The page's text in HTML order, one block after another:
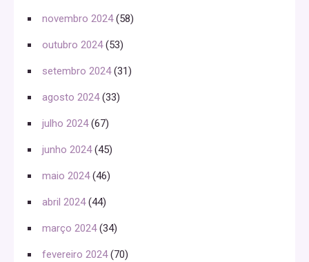
novembro 2024(58)
outubro 2024(53)
setembro 2024(31)
agosto 2024(33)
julho 2024(67)
junho 2024(45)
maio 2024(46)
abril 2024(44)
março 2024(34)
fevereiro 2024(70)